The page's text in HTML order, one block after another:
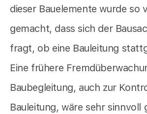
dieser Bauelemente wurde so
gemacht, dass sich der
fragt, ob eine Bauleitung
Eine frühere
Baubegleitung, auch zur
Bauleitung, wäre sehr sinnvoll